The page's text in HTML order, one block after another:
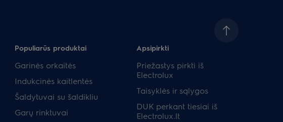
Populiarūs produktai
Garinės orkaitės
Indukcinės kaitlentės
Šaldytuvai su šaldikliu
Garų rinktuvai
Apsipirkti
Priežastys pirkti iš
Electrolux
Taisyklės ir sąlygos
DUK perkant tiesiai iš
Electrolux.lt